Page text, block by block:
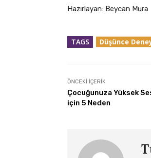
Hazırlayan: Beycan Mura
TAGS Düşünce
ÖNCEKI İÇERIK
Çocuğunuza Yüksek
için 5 Neden